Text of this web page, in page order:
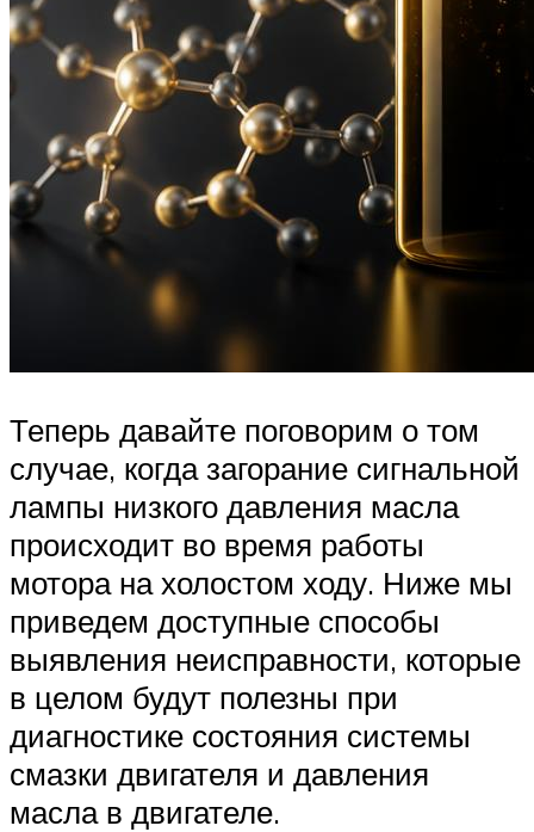
Теперь давайте поговорим о том
случае, когда загорание сигнальной
лампы низкого давления масла
происходит во время работы
мотора на холостом ходу. Ниже мы
приведем доступные способы
выявления неисправности, которые
в целом будут полезны при
диагностике состояния системы
смазки двигателя и давления
масла в двигателе.